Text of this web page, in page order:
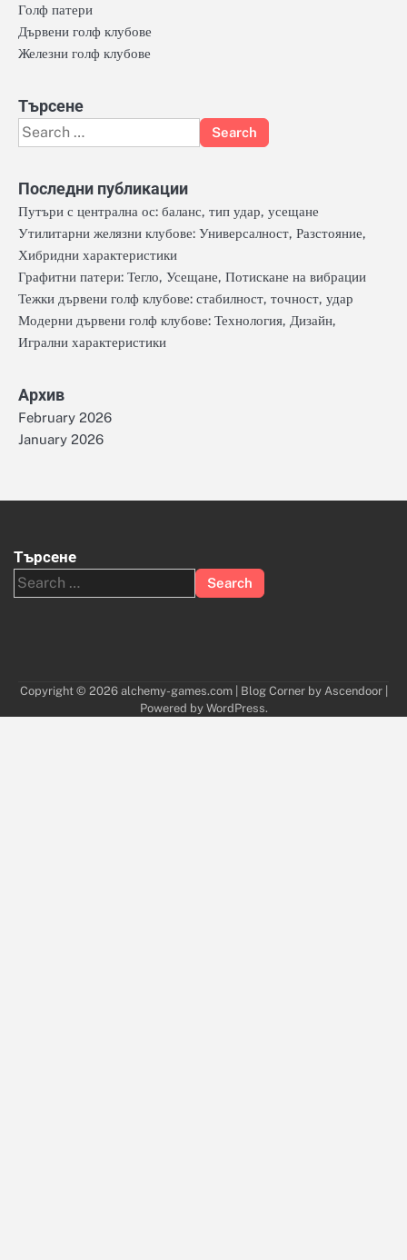
Голф патери
Дървени голф клубове
Железни голф клубове
Търсене
Search
for:
Последни публикации
Путъри с централна ос: баланс, тип удар, усещане
Утилитарни желязни клубове: Универсалност, Разстояние,
Хибридни характеристики
Графитни патери: Тегло, Усещане, Потискане на вибрации
Тежки дървени голф клубове: стабилност, точност, удар
Модерни дървени голф клубове: Технология, Дизайн,
Игрални характеристики
Архив
February 2026
January 2026
Търсене
Search
for:
Copyright © 2026 alchemy-games.com| Blog Corner by Ascendoor|
Powered by WordPress.